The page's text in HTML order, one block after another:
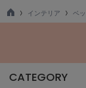
Philly chocolate
フィリーチョコレート
TO
インテリア ベ
CATEGORY